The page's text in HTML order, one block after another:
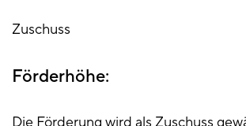
Zuschuss
Förderhöhe: